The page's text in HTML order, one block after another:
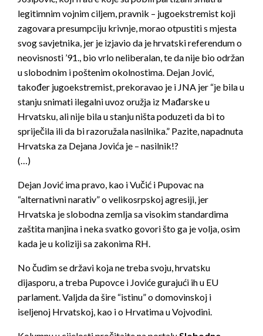
legitimnim vojnim ciljem, pravnik – jugoekstremist koji
zagovara presumpciju krivnje, morao otpustiti s mjesta
svog savjetnika, jer je izjavio da je hrvatski referendum o
neovisnosti ’91., bio vrlo neliberalan, te da nije bio održan
u slobodnim i poštenim okolnostima. Dejan Jović,
također jugoekstremist, prekoravao je i JNA jer “je bila u
stanju snimati ilegalni uvoz oružja iz Mađarske u
Hrvatsku, ali nije bila u stanju ništa poduzeti da bi to
spriječila ili da bi razoružala nasilnika.” Pazite, napadnuta
Hrvatska za Dejana Jovića je – nasilnik!?
(…)
Dejan Jović ima pravo, kao i Vučić i Pupovac na
“alternativni narativ” o velikosrpskoj agresiji, jer
Hrvatska je slobodna zemlja sa visokim standardima
zaštita manjina i neka svatko govori što ga je volja, osim
kada je u koliziji sa zakonima RH.
No čudim se državi koja ne treba svoju, hrvatsku
dijasporu, a treba Pupovce i Joviće gurajući ih u EU
parlament. Valjda da šire “istinu” o domovinskoj i
iseljenoj Hrvatskoj, kao i o Hrvatima u Vojvodini.